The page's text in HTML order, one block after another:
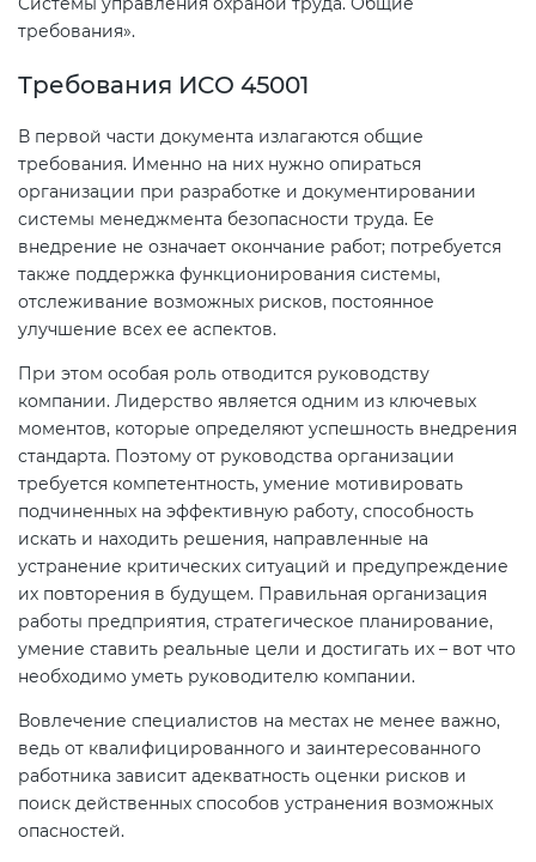
требования».
Требования ИСО 45001
В первой части документа излагаются общие
требования. Именно на них нужно опираться
организации при разработке и документировании
системы менеджмента безопасности труда. Ее
внедрение не означает окончание работ; потребуется
также поддержка функционирования системы,
отслеживание возможных рисков, постоянное
улучшение всех ее аспектов.
При этом особая роль отводится руководству
компании. Лидерство является одним из ключевых
моментов, которые определяют успешность внедрения
стандарта. Поэтому от руководства организации
требуется компетентность, умение мотивировать
подчиненных на эффективную работу, способность
искать и находить решения, направленные на
устранение критических ситуаций и предупреждение
их повторения в будущем. Правильная организация
работы предприятия, стратегическое планирование,
умение ставить реальные цели и достигать их – вот что
необходимо уметь руководителю компании.
Вовлечение специалистов на местах не менее важно,
ведь от квалифицированного и заинтересованного
работника зависит адекватность оценки рисков и
поиск действенных способов устранения возможных
опасностей.